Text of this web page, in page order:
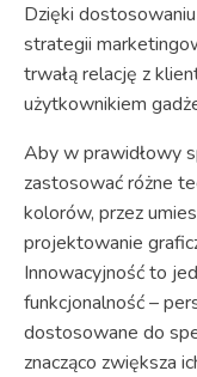
Dzięki
strategii
trwałą relację z
użytkownikiem
Aby w prawidłowy
zastosować różne
kolorów, przez
projektowanie
Innowacyjność to
funkcjonalność –
dostosowane do
znacząco zwiększa